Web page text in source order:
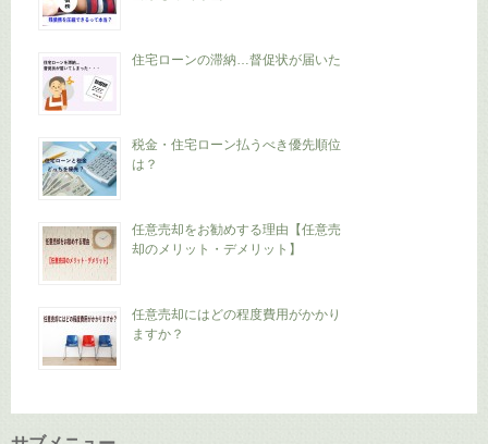
住宅ローンの滞納…督促状が届いた
税金・住宅ローン払うべき優先順位
は？
任意売却をお勧めする理由【任意売
却のメリット・デメリット】
任意売却にはどの程度費用がかかり
ますか？